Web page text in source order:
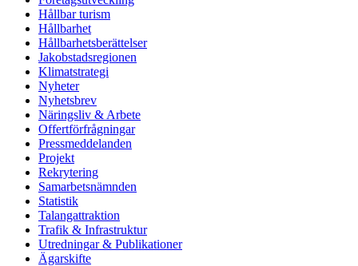
Hållbar turism
Hållbarhet
Hållbarhetsberättelser
Jakobstadsregionen
Klimatstrategi
Nyheter
Nyhetsbrev
Näringsliv & Arbete
Offertförfrågningar
Pressmeddelanden
Projekt
Rekrytering
Samarbetsnämnden
Statistik
Talangattraktion
Trafik & Infrastruktur
Utredningar & Publikationer
Ägarskifte